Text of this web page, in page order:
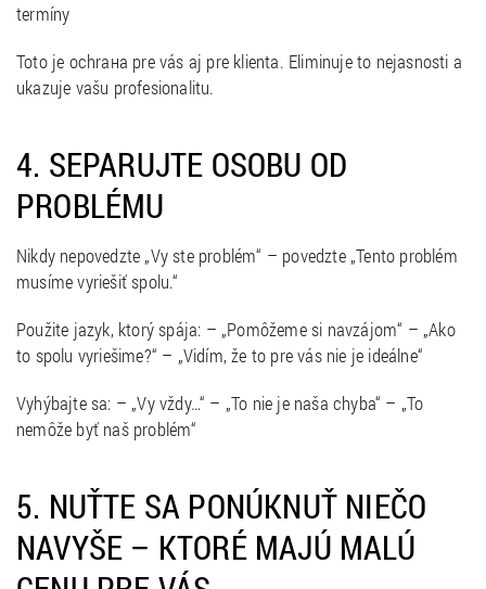
termíny
Toto je ochrана pre vás aj pre klienta. Eliminuje to nejasnosti a
ukazuje vašu profesionalitu.
4. SEPARUJTE OSOBU OD
PROBLÉMU
Nikdy nepovedzte „Vy ste problém“ – povedzte „Tento problém
musíme vyriešiť spolu.“
Použite jazyk, ktorý spája: – „Pomôžeme si navzájom“ – „Ako
to spolu vyriešime?“ – „Vidím, že to pre vás nie je ideálne“
Vyhýbajte sa: – „Vy vždy…“ – „To nie je naša chyba“ – „To
nemôže byť naš problém“
5. NUŤTE SA PONÚKNUŤ NIEČO
NAVYŠE – KTORÉ MAJÚ MALÚ